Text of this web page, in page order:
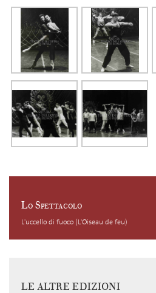
Lo Spettacolo
L'uccello di fuoco (L'Oiseau de feu)
LE ALTRE EDIZIONI